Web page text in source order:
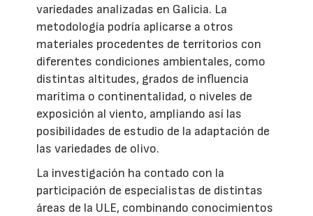
variedades analizadas en Galicia. La
metodología podría aplicarse a otros
materiales procedentes de territorios con
diferentes condiciones ambientales, como
distintas altitudes, grados de influencia
marítima o continentalidad, o niveles de
exposición al viento, ampliando así las
posibilidades de estudio de la adaptación de
las variedades de olivo.
La investigación ha contado con la
participación de especialistas de distintas
áreas de la ULE, combinando conocimientos